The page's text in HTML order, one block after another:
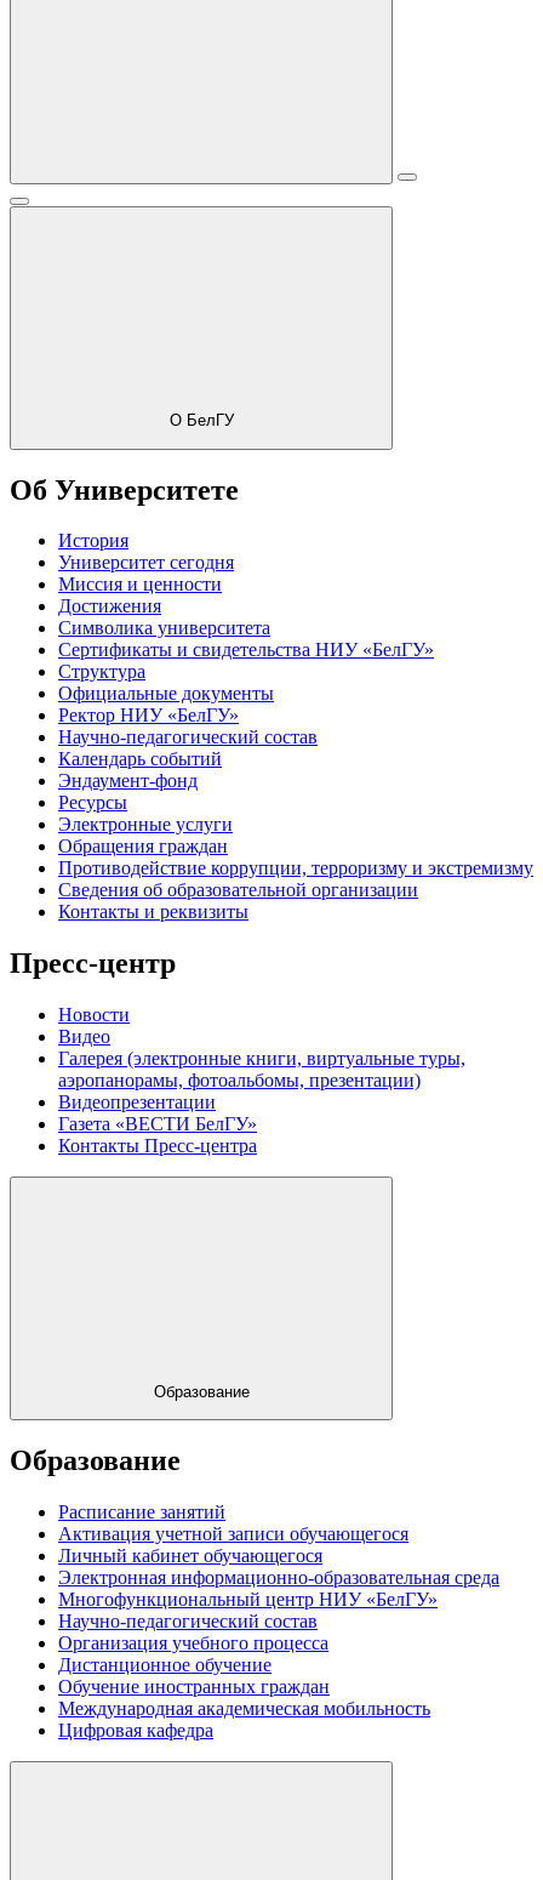
О БелГУ
Об Университете
История
Университет сегодня
Миссия и ценности
Достижения
Символика университета
Сертификаты и свидетельства НИУ «БелГУ»
Структура
Официальные документы
Ректор НИУ «БелГУ»
Научно-педагогический состав
Календарь событий
Эндаумент-фонд
Ресурсы
Электронные услуги
Обращения граждан
Противодействие коррупции, терроризму и экстремизму
Сведения об образовательной организации
Контакты и реквизиты
Пресс-центр
Новости
Видео
Галерея (электронные книги, виртуальные туры,
аэропанорамы, фотоальбомы, презентации)
Видеопрезентации
Газета «ВЕСТИ БелГУ»
Контакты Пресс-центра
Образование
Образование
Расписание занятий
Активация учетной записи обучающегося
Личный кабинет обучающегося
Электронная информационно-образовательная среда
Многофункциональный центр НИУ «БелГУ»
Научно-педагогический состав
Организация учебного процесса
Дистанционное обучение
Обучение иностранных граждан
Международная академическая мобильность
Цифровая кафедра